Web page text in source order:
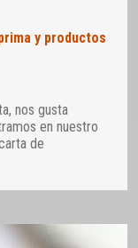
y productos
nos gusta
en nuestro
de